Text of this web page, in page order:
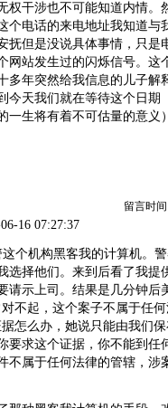
权干涉也不可能知道内情。
个电话的来电地址我知道与
抚但是没说具体事情，只是
网站发生过的闪烁信号。这
多年突然给我信息的儿子解
今天我们就在等待这个日期
一生将有着不可估量的意义
留言时间
16 07:27:37
个机构黑客我的计算机。
选择他们。来到后看了我提
请示上司。结果是几分钟后
不起，这个案子不属于任
怎么办，她说只能由我们
要求这个证据，你不能到任
不属于任何法律的管辖，涉